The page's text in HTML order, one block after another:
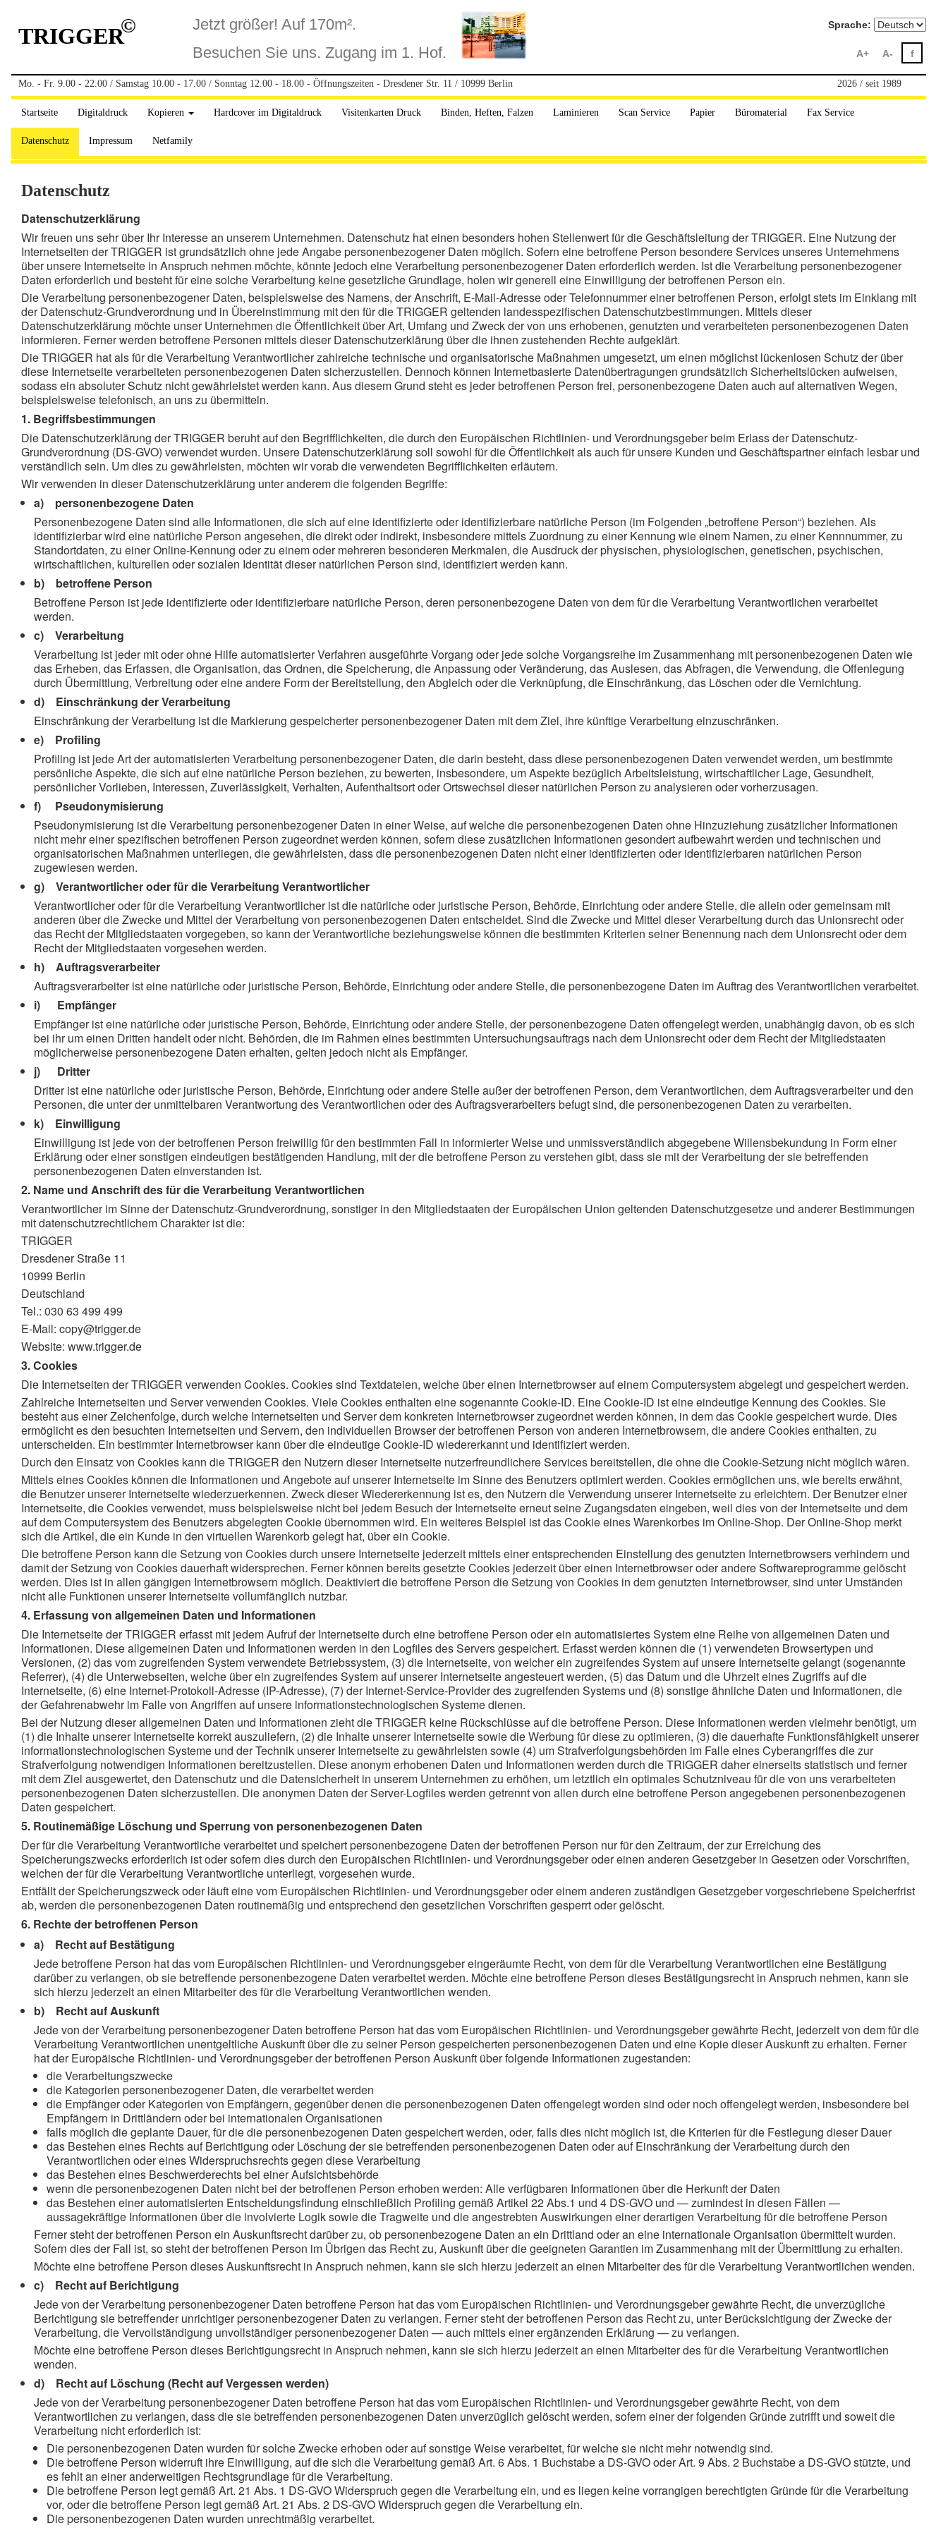
TRIGGER©
Jetzt größer! Auf 170m².
Besuchen Sie uns. Zugang im 1. Hof.
Sprache:
A+ A- f
Mo. - Fr. 9.00 - 22.00 / Samstag 10.00 - 17.00 / Sonntag 12.00 - 18.00 - Öffnungszeiten - Dresdener Str. 11 / 10999 Berlin 2026 / seit 1989
Startseite Digitaldruck Kopieren Hardcover im Digitaldruck Visitenkarten Druck Binden, Heften, Falzen Laminieren Scan Service Papier Büromaterial Fax Service
Datenschutz Impressum Netfamily
Datenschutz
Datenschutzerklärung
Wir freuen uns sehr über Ihr Interesse an unserem Unternehmen. Datenschutz hat einen besonders hohen Stellenwert für die Geschäftsleitung der TRIGGER. Eine Nutzung der
Internetseiten der TRIGGER ist grundsätzlich ohne jede Angabe personenbezogener Daten möglich. Sofern eine betroffene Person besondere Services unseres Unternehmens
über unsere Internetseite in Anspruch nehmen möchte, könnte jedoch eine Verarbeitung personenbezogener Daten erforderlich werden. Ist die Verarbeitung personenbezogener
Daten erforderlich und besteht für eine solche Verarbeitung keine gesetzliche Grundlage, holen wir generell eine Einwilligung der betroffenen Person ein.
Die Verarbeitung personenbezogener Daten, beispielsweise des Namens, der Anschrift, E-Mail-Adresse oder Telefonnummer einer betroffenen Person, erfolgt stets im Einklang mit
der Datenschutz-Grundverordnung und in Übereinstimmung mit den für die TRIGGER geltenden landesspezifischen Datenschutzbestimmungen. Mittels dieser
Datenschutzerklärung möchte unser Unternehmen die Öffentlichkeit über Art, Umfang und Zweck der von uns erhobenen, genutzten und verarbeiteten personenbezogenen Daten
informieren. Ferner werden betroffene Personen mittels dieser Datenschutzerklärung über die ihnen zustehenden Rechte aufgeklärt.
Die TRIGGER hat als für die Verarbeitung Verantwortlicher zahlreiche technische und organisatorische Maßnahmen umgesetzt, um einen möglichst lückenlosen Schutz der über
diese Internetseite verarbeiteten personenbezogenen Daten sicherzustellen. Dennoch können Internetbasierte Datenübertragungen grundsätzlich Sicherheitslücken aufweisen,
sodass ein absoluter Schutz nicht gewährleistet werden kann. Aus diesem Grund steht es jeder betroffenen Person frei, personenbezogene Daten auch auf alternativen Wegen,
beispielsweise telefonisch, an uns zu übermitteln.
1. Begriffsbestimmungen
Die Datenschutzerklärung der TRIGGER beruht auf den Begrifflichkeiten, die durch den Europäischen Richtlinien- und Verordnungsgeber beim Erlass der Datenschutz-
Grundverordnung (DS-GVO) verwendet wurden. Unsere Datenschutzerklärung soll sowohl für die Öffentlichkeit als auch für unsere Kunden und Geschäftspartner einfach lesbar und
verständlich sein. Um dies zu gewährleisten, möchten wir vorab die verwendeten Begrifflichkeiten erläutern.
Wir verwenden in dieser Datenschutzerklärung unter anderem die folgenden Begriffe:
a) personenbezogene Daten
Personenbezogene Daten sind alle Informationen, die sich auf eine identifizierte oder identifizierbare natürliche Person (im Folgenden „betroffene Person“) beziehen. Als
identifizierbar wird eine natürliche Person angesehen, die direkt oder indirekt, insbesondere mittels Zuordnung zu einer Kennung wie einem Namen, zu einer Kennnummer, zu
Standortdaten, zu einer Online-Kennung oder zu einem oder mehreren besonderen Merkmalen, die Ausdruck der physischen, physiologischen, genetischen, psychischen,
wirtschaftlichen, kulturellen oder sozialen Identität dieser natürlichen Person sind, identifiziert werden kann.
b) betroffene Person
Betroffene Person ist jede identifizierte oder identifizierbare natürliche Person, deren personenbezogene Daten von dem für die Verarbeitung Verantwortlichen verarbeitet
werden.
c) Verarbeitung
Verarbeitung ist jeder mit oder ohne Hilfe automatisierter Verfahren ausgeführte Vorgang oder jede solche Vorgangsreihe im Zusammenhang mit personenbezogenen Daten wie
das Erheben, das Erfassen, die Organisation, das Ordnen, die Speicherung, die Anpassung oder Veränderung, das Auslesen, das Abfragen, die Verwendung, die Offenlegung
durch Übermittlung, Verbreitung oder eine andere Form der Bereitstellung, den Abgleich oder die Verknüpfung, die Einschränkung, das Löschen oder die Vernichtung.
d) Einschränkung der Verarbeitung
Einschränkung der Verarbeitung ist die Markierung gespeicherter personenbezogener Daten mit dem Ziel, ihre künftige Verarbeitung einzuschränken.
e) Profiling
Profiling ist jede Art der automatisierten Verarbeitung personenbezogener Daten, die darin besteht, dass diese personenbezogenen Daten verwendet werden, um bestimmte
persönliche Aspekte, die sich auf eine natürliche Person beziehen, zu bewerten, insbesondere, um Aspekte bezüglich Arbeitsleistung, wirtschaftlicher Lage, Gesundheit,
persönlicher Vorlieben, Interessen, Zuverlässigkeit, Verhalten, Aufenthaltsort oder Ortswechsel dieser natürlichen Person zu analysieren oder vorherzusagen.
f) Pseudonymisierung
Pseudonymisierung ist die Verarbeitung personenbezogener Daten in einer Weise, auf welche die personenbezogenen Daten ohne Hinzuziehung zusätzlicher Informationen
nicht mehr einer spezifischen betroffenen Person zugeordnet werden können, sofern diese zusätzlichen Informationen gesondert aufbewahrt werden und technischen und
organisatorischen Maßnahmen unterliegen, die gewährleisten, dass die personenbezogenen Daten nicht einer identifizierten oder identifizierbaren natürlichen Person
zugewiesen werden.
g) Verantwortlicher oder für die Verarbeitung Verantwortlicher
Verantwortlicher oder für die Verarbeitung Verantwortlicher ist die natürliche oder juristische Person, Behörde, Einrichtung oder andere Stelle, die allein oder gemeinsam mit
anderen über die Zwecke und Mittel der Verarbeitung von personenbezogenen Daten entscheidet. Sind die Zwecke und Mittel dieser Verarbeitung durch das Unionsrecht oder
das Recht der Mitgliedstaaten vorgegeben, so kann der Verantwortliche beziehungsweise können die bestimmten Kriterien seiner Benennung nach dem Unionsrecht oder dem
Recht der Mitgliedstaaten vorgesehen werden.
h) Auftragsverarbeiter
Auftragsverarbeiter ist eine natürliche oder juristische Person, Behörde, Einrichtung oder andere Stelle, die personenbezogene Daten im Auftrag des Verantwortlichen verarbeitet.
i) Empfänger
Empfänger ist eine natürliche oder juristische Person, Behörde, Einrichtung oder andere Stelle, der personenbezogene Daten offengelegt werden, unabhängig davon, ob es sich
bei ihr um einen Dritten handelt oder nicht. Behörden, die im Rahmen eines bestimmten Untersuchungsauftrags nach dem Unionsrecht oder dem Recht der Mitgliedstaaten
möglicherweise personenbezogene Daten erhalten, gelten jedoch nicht als Empfänger.
j) Dritter
Dritter ist eine natürliche oder juristische Person, Behörde, Einrichtung oder andere Stelle außer der betroffenen Person, dem Verantwortlichen, dem Auftragsverarbeiter und den
Personen, die unter der unmittelbaren Verantwortung des Verantwortlichen oder des Auftragsverarbeiters befugt sind, die personenbezogenen Daten zu verarbeiten.
k) Einwilligung
Einwilligung ist jede von der betroffenen Person freiwillig für den bestimmten Fall in informierter Weise und unmissverständlich abgegebene Willensbekundung in Form einer
Erklärung oder einer sonstigen eindeutigen bestätigenden Handlung, mit der die betroffene Person zu verstehen gibt, dass sie mit der Verarbeitung der sie betreffenden
personenbezogenen Daten einverstanden ist.
2. Name und Anschrift des für die Verarbeitung Verantwortlichen
Verantwortlicher im Sinne der Datenschutz-Grundverordnung, sonstiger in den Mitgliedstaaten der Europäischen Union geltenden Datenschutzgesetze und anderer Bestimmungen
mit datenschutzrechtlichem Charakter ist die:
TRIGGER
Dresdener Straße 11
10999 Berlin
Deutschland
Tel.: 030 63 499 499
E-Mail: copy@trigger.de
Website: www.trigger.de
3. Cookies
Die Internetseiten der TRIGGER verwenden Cookies. Cookies sind Textdateien, welche über einen Internetbrowser auf einem Computersystem abgelegt und gespeichert werden.
Zahlreiche Internetseiten und Server verwenden Cookies. Viele Cookies enthalten eine sogenannte Cookie-ID. Eine Cookie-ID ist eine eindeutige Kennung des Cookies. Sie
besteht aus einer Zeichenfolge, durch welche Internetseiten und Server dem konkreten Internetbrowser zugeordnet werden können, in dem das Cookie gespeichert wurde. Dies
ermöglicht es den besuchten Internetseiten und Servern, den individuellen Browser der betroffenen Person von anderen Internetbrowsern, die andere Cookies enthalten, zu
unterscheiden. Ein bestimmter Internetbrowser kann über die eindeutige Cookie-ID wiedererkannt und identifiziert werden.
Durch den Einsatz von Cookies kann die TRIGGER den Nutzern dieser Internetseite nutzerfreundlichere Services bereitstellen, die ohne die Cookie-Setzung nicht möglich wären.
Mittels eines Cookies können die Informationen und Angebote auf unserer Internetseite im Sinne des Benutzers optimiert werden. Cookies ermöglichen uns, wie bereits erwähnt,
die Benutzer unserer Internetseite wiederzuerkennen. Zweck dieser Wiedererkennung ist es, den Nutzern die Verwendung unserer Internetseite zu erleichtern. Der Benutzer einer
Internetseite, die Cookies verwendet, muss beispielsweise nicht bei jedem Besuch der Internetseite erneut seine Zugangsdaten eingeben, weil dies von der Internetseite und dem
auf dem Computersystem des Benutzers abgelegten Cookie übernommen wird. Ein weiteres Beispiel ist das Cookie eines Warenkorbes im Online-Shop. Der Online-Shop merkt
sich die Artikel, die ein Kunde in den virtuellen Warenkorb gelegt hat, über ein Cookie.
Die betroffene Person kann die Setzung von Cookies durch unsere Internetseite jederzeit mittels einer entsprechenden Einstellung des genutzten Internetbrowsers verhindern und
damit der Setzung von Cookies dauerhaft widersprechen. Ferner können bereits gesetzte Cookies jederzeit über einen Internetbrowser oder andere Softwareprogramme gelöscht
werden. Dies ist in allen gängigen Internetbrowsern möglich. Deaktiviert die betroffene Person die Setzung von Cookies in dem genutzten Internetbrowser, sind unter Umständen
nicht alle Funktionen unserer Internetseite vollumfänglich nutzbar.
4. Erfassung von allgemeinen Daten und Informationen
Die Internetseite der TRIGGER erfasst mit jedem Aufruf der Internetseite durch eine betroffene Person oder ein automatisiertes System eine Reihe von allgemeinen Daten und
Informationen. Diese allgemeinen Daten und Informationen werden in den Logfiles des Servers gespeichert. Erfasst werden können die (1) verwendeten Browsertypen und
Versionen, (2) das vom zugreifenden System verwendete Betriebssystem, (3) die Internetseite, von welcher ein zugreifendes System auf unsere Internetseite gelangt (sogenannte
Referrer), (4) die Unterwebseiten, welche über ein zugreifendes System auf unserer Internetseite angesteuert werden, (5) das Datum und die Uhrzeit eines Zugriffs auf die
Internetseite, (6) eine Internet-Protokoll-Adresse (IP-Adresse), (7) der Internet-Service-Provider des zugreifenden Systems und (8) sonstige ähnliche Daten und Informationen, die
der Gefahrenabwehr im Falle von Angriffen auf unsere informationstechnologischen Systeme dienen.
Bei der Nutzung dieser allgemeinen Daten und Informationen zieht die TRIGGER keine Rückschlüsse auf die betroffene Person. Diese Informationen werden vielmehr benötigt, um
(1) die Inhalte unserer Internetseite korrekt auszuliefern, (2) die Inhalte unserer Internetseite sowie die Werbung für diese zu optimieren, (3) die dauerhafte Funktionsfähigkeit unserer
informationstechnologischen Systeme und der Technik unserer Internetseite zu gewährleisten sowie (4) um Strafverfolgungsbehörden im Falle eines Cyberangriffes die zur
Strafverfolgung notwendigen Informationen bereitzustellen. Diese anonym erhobenen Daten und Informationen werden durch die TRIGGER daher einerseits statistisch und ferner
mit dem Ziel ausgewertet, den Datenschutz und die Datensicherheit in unserem Unternehmen zu erhöhen, um letztlich ein optimales Schutzniveau für die von uns verarbeiteten
personenbezogenen Daten sicherzustellen. Die anonymen Daten der Server-Logfiles werden getrennt von allen durch eine betroffene Person angegebenen personenbezogenen
Daten gespeichert.
5. Routinemäßige Löschung und Sperrung von personenbezogenen Daten
Der für die Verarbeitung Verantwortliche verarbeitet und speichert personenbezogene Daten der betroffenen Person nur für den Zeitraum, der zur Erreichung des
Speicherungszwecks erforderlich ist oder sofern dies durch den Europäischen Richtlinien- und Verordnungsgeber oder einen anderen Gesetzgeber in Gesetzen oder Vorschriften,
welchen der für die Verarbeitung Verantwortliche unterliegt, vorgesehen wurde.
Entfällt der Speicherungszweck oder läuft eine vom Europäischen Richtlinien- und Verordnungsgeber oder einem anderen zuständigen Gesetzgeber vorgeschriebene Speicherfrist
ab, werden die personenbezogenen Daten routinemäßig und entsprechend den gesetzlichen Vorschriften gesperrt oder gelöscht.
6. Rechte der betroffenen Person
a) Recht auf Bestätigung
Jede betroffene Person hat das vom Europäischen Richtlinien- und Verordnungsgeber eingeräumte Recht, von dem für die Verarbeitung Verantwortlichen eine Bestätigung
darüber zu verlangen, ob sie betreffende personenbezogene Daten verarbeitet werden. Möchte eine betroffene Person dieses Bestätigungsrecht in Anspruch nehmen, kann sie
sich hierzu jederzeit an einen Mitarbeiter des für die Verarbeitung Verantwortlichen wenden.
b) Recht auf Auskunft
Jede von der Verarbeitung personenbezogener Daten betroffene Person hat das vom Europäischen Richtlinien- und Verordnungsgeber gewährte Recht, jederzeit von dem für die
Verarbeitung Verantwortlichen unentgeltliche Auskunft über die zu seiner Person gespeicherten personenbezogenen Daten und eine Kopie dieser Auskunft zu erhalten. Ferner
hat der Europäische Richtlinien- und Verordnungsgeber der betroffenen Person Auskunft über folgende Informationen zugestanden:
die Verarbeitungszwecke
die Kategorien personenbezogener Daten, die verarbeitet werden
die Empfänger oder Kategorien von Empfängern, gegenüber denen die personenbezogenen Daten offengelegt worden sind oder noch offengelegt werden, insbesondere bei
Empfängern in Drittländern oder bei internationalen Organisationen
falls möglich die geplante Dauer, für die die personenbezogenen Daten gespeichert werden, oder, falls dies nicht möglich ist, die Kriterien für die Festlegung dieser Dauer
das Bestehen eines Rechts auf Berichtigung oder Löschung der sie betreffenden personenbezogenen Daten oder auf Einschränkung der Verarbeitung durch den
Verantwortlichen oder eines Widerspruchsrechts gegen diese Verarbeitung
das Bestehen eines Beschwerderechts bei einer Aufsichtsbehörde
wenn die personenbezogenen Daten nicht bei der betroffenen Person erhoben werden: Alle verfügbaren Informationen über die Herkunft der Daten
das Bestehen einer automatisierten Entscheidungsfindung einschließlich Profiling gemäß Artikel 22 Abs.1 und 4 DS-GVO und — zumindest in diesen Fällen —
aussagekräftige Informationen über die involvierte Logik sowie die Tragweite und die angestrebten Auswirkungen einer derartigen Verarbeitung für die betroffene Person
Ferner steht der betroffenen Person ein Auskunftsrecht darüber zu, ob personenbezogene Daten an ein Drittland oder an eine internationale Organisation übermittelt wurden.
Sofern dies der Fall ist, so steht der betroffenen Person im Übrigen das Recht zu, Auskunft über die geeigneten Garantien im Zusammenhang mit der Übermittlung zu erhalten.
Möchte eine betroffene Person dieses Auskunftsrecht in Anspruch nehmen, kann sie sich hierzu jederzeit an einen Mitarbeiter des für die Verarbeitung Verantwortlichen wenden.
c) Recht auf Berichtigung
Jede von der Verarbeitung personenbezogener Daten betroffene Person hat das vom Europäischen Richtlinien- und Verordnungsgeber gewährte Recht, die unverzügliche
Berichtigung sie betreffender unrichtiger personenbezogener Daten zu verlangen. Ferner steht der betroffenen Person das Recht zu, unter Berücksichtigung der Zwecke der
Verarbeitung, die Vervollständigung unvollständiger personenbezogener Daten — auch mittels einer ergänzenden Erklärung — zu verlangen.
Möchte eine betroffene Person dieses Berichtigungsrecht in Anspruch nehmen, kann sie sich hierzu jederzeit an einen Mitarbeiter des für die Verarbeitung Verantwortlichen
wenden.
d) Recht auf Löschung (Recht auf Vergessen werden)
Jede von der Verarbeitung personenbezogener Daten betroffene Person hat das vom Europäischen Richtlinien- und Verordnungsgeber gewährte Recht, von dem
Verantwortlichen zu verlangen, dass die sie betreffenden personenbezogenen Daten unverzüglich gelöscht werden, sofern einer der folgenden Gründe zutrifft und soweit die
Verarbeitung nicht erforderlich ist:
Die personenbezogenen Daten wurden für solche Zwecke erhoben oder auf sonstige Weise verarbeitet, für welche sie nicht mehr notwendig sind.
Die betroffene Person widerruft ihre Einwilligung, auf die sich die Verarbeitung gemäß Art. 6 Abs. 1 Buchstabe a DS-GVO oder Art. 9 Abs. 2 Buchstabe a DS-GVO stützte, und
es fehlt an einer anderweitigen Rechtsgrundlage für die Verarbeitung.
Die betroffene Person legt gemäß Art. 21 Abs. 1 DS-GVO Widerspruch gegen die Verarbeitung ein, und es liegen keine vorrangigen berechtigten Gründe für die Verarbeitung
vor, oder die betroffene Person legt gemäß Art. 21 Abs. 2 DS-GVO Widerspruch gegen die Verarbeitung ein.
Die personenbezogenen Daten wurden unrechtmäßig verarbeitet.